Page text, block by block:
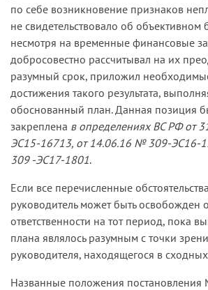
по себе возникновение признаков
не свидетельствовало об объективном
несмотря на временные финансовые
добросовестно рассчитывал на их
разумный срок, приложил
достижения такого результата,
обоснованный план. Данная позиция
закреплена в определениях ВС РФ от
ЭС15-16713, от 14.06.16 № 309-ЭС16-
309 -ЭС17-1801.
Если все перечисленные
руководитель может быть освобожден
ответственности на тот период, пока
плана являлось разумным с точки
руководителя, находящегося в сходных
Названные положения постановления